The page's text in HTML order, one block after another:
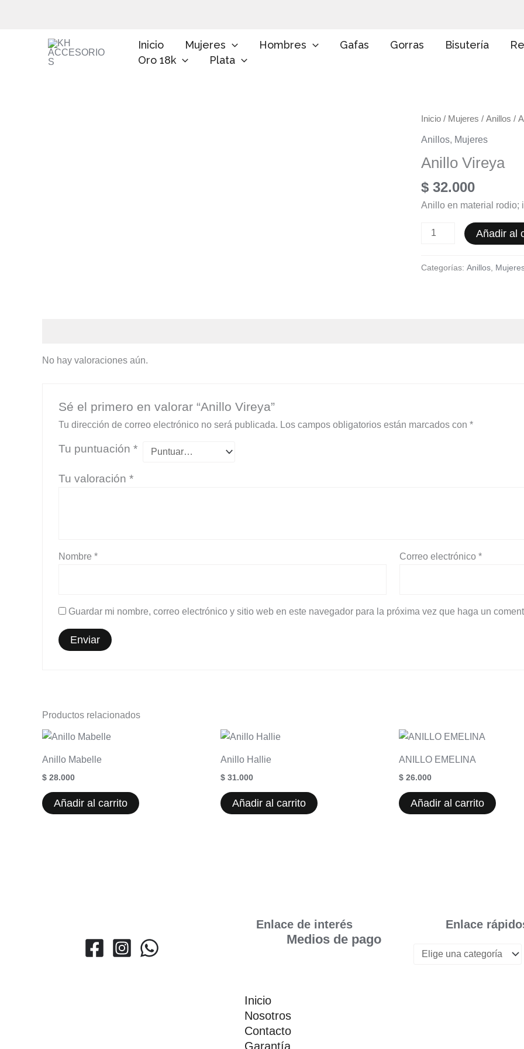
Inicio Mujeres Hombres Gafas Gorras Bisutería
Oro 18k
Plata
Inicio / Mujeres / Anillos /
Anillos, Mujeres
Anillo Vireya
$ 32.000
Anillo en material rodio;
Anillo
Añadir al
Categorías: Anillos
No hay valoraciones aún.
Sé el primero en valorar “Anillo Vireya”
Tu dirección de correo electrónico no será publicada. Los campos obligatorios están marcados con *
Tu puntuación *
Tu valoración *
Nombre * Correo electrónico*
Guardar mi nombre, correo electrónico y sitio web en este navegador para la próxima vez que haga un
Productos relacionados
Anillo Mabelle
$ 28.000
Añadir al carrito
Anillo Hallie
$ 31.000
Añadir al carrito
ANILLO EMELINA
$ 26.000
Añadir al carrito
Enlace de interés
Medios de pago
Inicio
Nosotros
Contacto
Garantía
Enlace
g
e